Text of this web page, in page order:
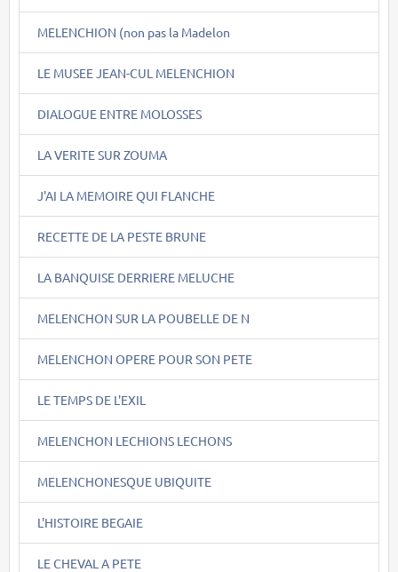
MELENCHION (non pas la Madelon
LE MUSEE JEAN-CUL MELENCHION
DIALOGUE ENTRE MOLOSSES
LA VERITE SUR ZOUMA
J'AI LA MEMOIRE QUI FLANCHE
RECETTE DE LA PESTE BRUNE
LA BANQUISE DERRIERE MELUCHE
MELENCHON SUR LA POUBELLE DE N
MELENCHON OPERE POUR SON PETE
LE TEMPS DE L'EXIL
MELENCHON LECHIONS LECHONS
MELENCHONESQUE UBIQUITE
L'HISTOIRE BEGAIE
LE CHEVAL A PETE